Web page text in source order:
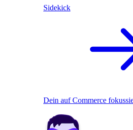
Sidekick
Dein auf Commerce